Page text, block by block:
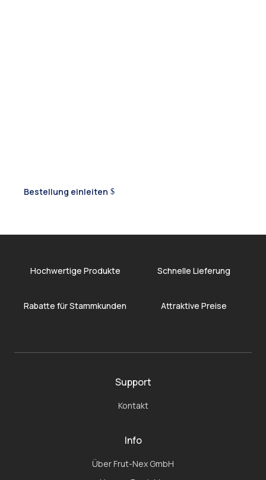
Bestellung einleiten
Hochwertige Produkte Schnelle Lieferung
Rabatte für Stammkunden Attraktive Preise
Support
Kontakt
Info
Über Frut-Nex GmbH